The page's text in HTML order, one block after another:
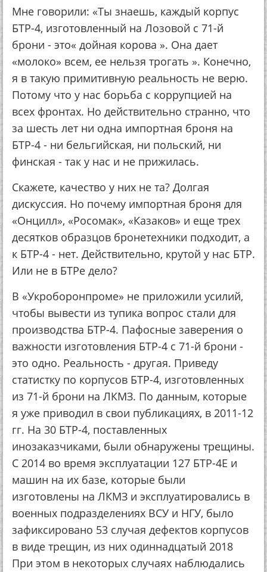
Мне говорили: «Ты знаешь, каждый корпус
БТР-4, изготовленный на Лозовой с 71-й
брони - это« дойная корова ». Она дает
«молоко» всем, ее нельзя трогать ». Конечно,
я в такую примитивную реальность не верю.
Потому что у нас борьба с коррупцией на
всех фронтах. Но действительно странно, что
за шесть лет ни одна импортная броня на
БТР-4 - ни бельгийская, ни польский, ни
финская - так у нас и не прижилась.
Скажете, качество у них не та? Долгая
дискуссия. Но почему импортная броня для
«Онцилл», «Росомак», «Казаков» и еще трех
десятков образцов бронетехники подходит, а
к БТР-4 - нет. Действительно, крутой у нас БТР.
Или не в БТРе дело?
В «Укроборонпроме» не приложили усилий,
чтобы вывести из тупика вопрос стали для
производства БТР-4. Пафосные заверения о
важности изготовления БТР-4 с 71-й брони -
это одно. Реальность - другая. Приведу
статистку по корпусов БТР-4, изготовленных
из 71-й брони на ЛКМЗ. По данным, которые
я уже приводил в свои публикациях, в 2011-12
гг. На 30 БТР-4, поставленных
инозаказчиками, были обнаружены трещины.
С 2014 во время эксплуатации 127 БТР-4Е и
машин на их базе, которые были
изготовлены на ЛКМЗ и эксплуатировались в
военных подразделениях ВСУ и НГУ, было
зафиксировано 53 случая дефектов корпусов
в виде трещин, из них одиннадцатый 2018
При этом в некоторых случаях наблюдались